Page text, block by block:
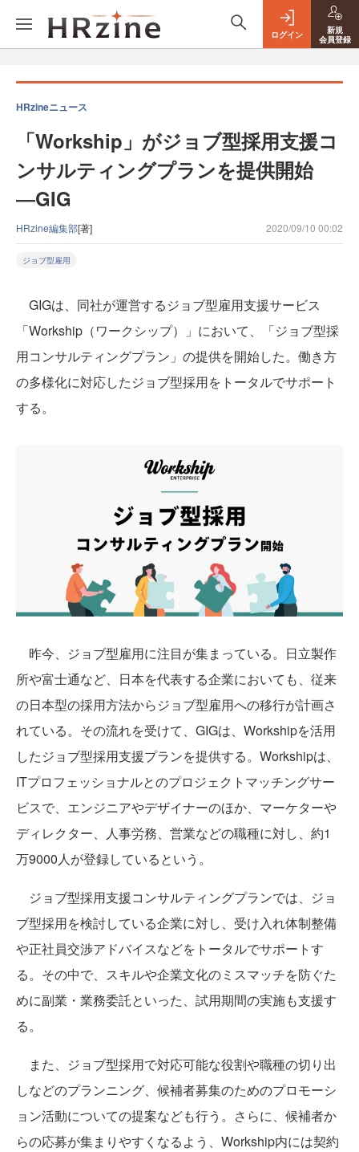
ログイン
新規
会員登録
HRzineニュース
「Workship」がジョブ型採用支援コ
ンサルティングプランを提供開始
―GIG
HRzine編集部[著] 2020/09/10 00:02
ジョブ型雇用
GIGは、同社が運営するジョブ型雇用支援サービス
「Workship（ワークシップ）」において、「ジョブ型採
用コンサルティングプラン」の提供を開始した。働き方
の多様化に対応したジョブ型採用をトータルでサポート
する。
昨今、ジョブ型雇用に注目が集まっている。日立製作
所や富士通など、日本を代表する企業においても、従来
の日本型の採用方法からジョブ型雇用への移行が計画さ
れている。その流れを受けて、GIGは、Workshipを活用
したジョブ型採用支援プランを提供する。Workshipは、
ITプロフェッショナルとのプロジェクトマッチングサー
ビスで、エンジニアやデザイナーのほか、マーケターや
ディレクター、人事労務、営業などの職種に対し、約1
万9000人が登録しているという。
ジョブ型採用支援コンサルティングプランでは、ジョ
ブ型採用を検討している企業に対し、受け入れ体制整備
や正社員交渉アドバイスなどをトータルでサポートす
る。その中で、スキルや企業文化のミスマッチを防ぐた
めに副業・業務委託といった、試用期間の実施も支援す
る。
また、ジョブ型採用で対応可能な役割や職種の切り出
しなどのプランニング、候補者募集のためのプロモーシ
ョン活動についての提案なども行う。さらに、候補者か
らの応募が集まりやすくなるよう、Workship内には契約